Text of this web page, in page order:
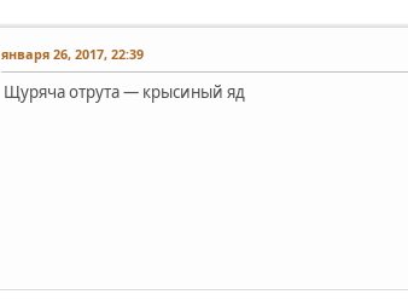
января 26, 2017, 22:39
Щуряча отрута — крысиный яд